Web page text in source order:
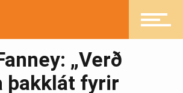
„Verð
þakklát fyrir